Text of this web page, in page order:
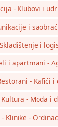
- Klubovi i
i
i
i apartmani -
- Kafići i
- Moda i
Klinike -